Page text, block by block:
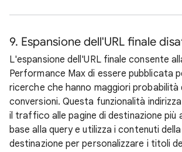
9. Espansione dell'URL finale
L'espansione dell'URL finale consente
Performance Max di essere pubblicata
ricerche che hanno maggiori probabilità
conversioni. Questa funzionalità
il traffico alle pagine di destinazione più
base alla query e utilizza i contenuti
destinazione per personalizzare i titoli